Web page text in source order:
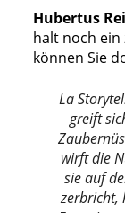
Hubertus
halt noch ein
können Sie
La
greift
wirft die
sie auf
zerbricht,